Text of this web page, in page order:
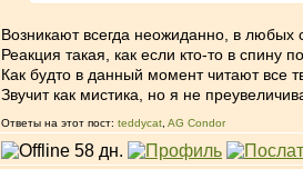
Возникают всегда неожиданно, в любых
Реакция такая, как если кто-то в спину
Как будто в данный момент читают все
Звучит как мистика, но я не
Ответы на этот пост: teddycat AG Condor